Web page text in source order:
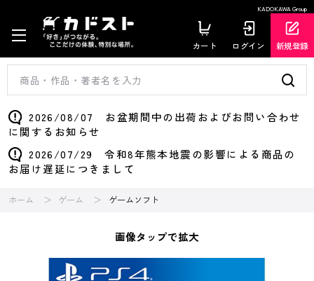
KADOKAWA Group
カート ログイン 新規登録
2026/08/07 お盆期間中の出荷およびお問い合わせ
に関するお知らせ
2026/07/29 令和8年熊本地震の影響による商品の
お届け遅延につきまして
ホーム ゲーム ゲームソフト
画像タップで拡大